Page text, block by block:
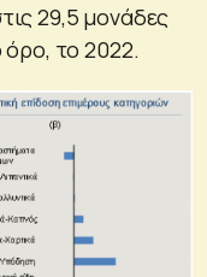
29,5 μονάδες
όρο, το 2022.